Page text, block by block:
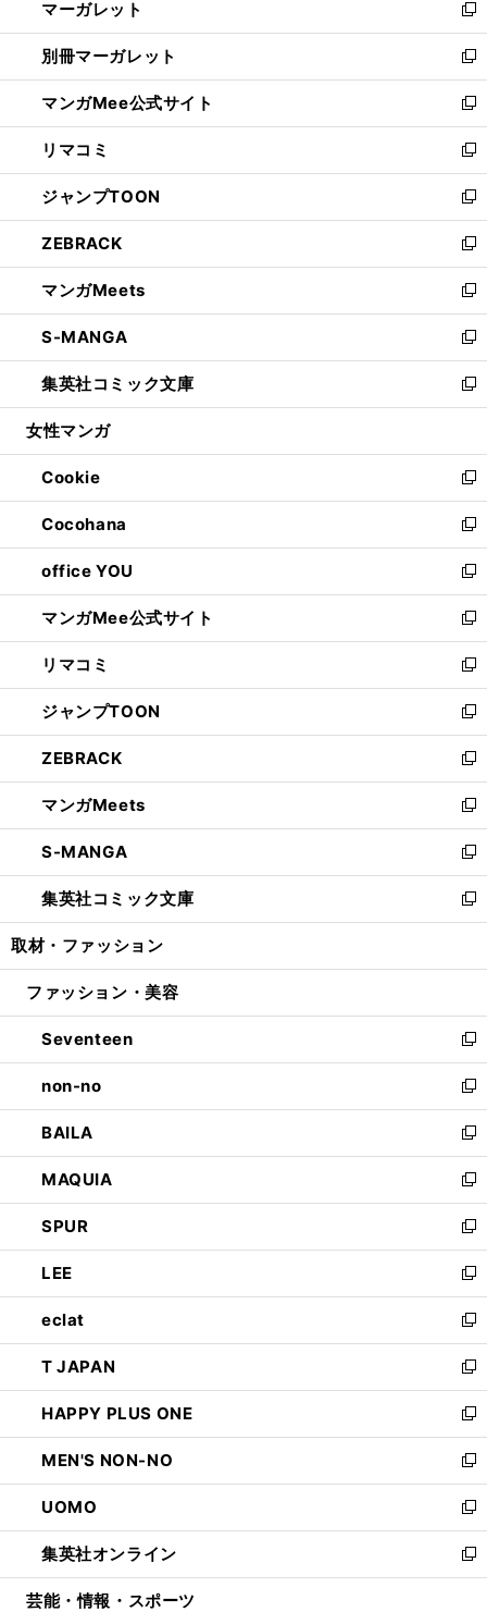
く
で
開
く
ド
ウ
で
開
く
い
ウ
ィ
ン
ド
ウ
で
開
く
マーガレット
新
し
い
ウ
ィ
ン
ド
ウ
で
開
く
別冊マーガレット
新
し
い
ウ
ィ
ン
ド
ウ
で
開
く
マンガMee公式サイト
新
し
い
ウ
ィ
ン
ド
ウ
で
開
く
リマコミ
新
し
い
ウ
ィ
ン
ド
ウ
で
開
く
ジャンプTOON
新
し
い
ウ
ィ
ン
ド
ウ
で
開
ZEBRACK
新
し
い
ウ
ィ
ン
ド
ウ
開
く
マンガMeets
新
し
い
ウ
ィ
ン
ウ
で
開
く
S-MANGA
新
し
い
ウ
ン
ド
ウ
で
開
く
集英社コミック文庫
新
し
ウ
ィ
ン
ド
ウ
で
開
く
女性マンガ
Cookie
新
し
い
ウ
ィ
ン
ド
ウ
で
開
く
Cocohana
新
し
い
ウ
ィ
ン
ド
ウ
で
開
く
office YOU
新
し
い
ウ
ィ
ン
ド
ウ
で
開
く
マンガMee公式サイト
新
し
い
ウ
ィ
ン
ド
ウ
で
開
く
リマコミ
新
し
い
ウ
ィ
ン
ド
ウ
で
開
く
ジャンプTOON
新
し
い
ウ
ィ
ン
ド
ウ
で
開
ZEBRACK
新
し
い
ウ
ィ
ン
ド
ウ
開
マンガMeets
新
し
い
ウ
ィ
ン
ウ
開
く
S-MANGA
新
し
い
ウ
ン
ウ
で
開
く
集英社コミック文庫
新
し
ウ
ン
ド
ウ
で
開
く
取材・ファッション
ファッション・美容
Seventeen
新
し
い
ウ
ィ
ン
ド
ウ
で
開
く
non-no
新
し
い
ウ
ィ
ン
ド
ウ
で
開
く
BAILA
新
し
い
ウ
ィ
ン
ド
ウ
で
開
く
MAQUIA
新
し
い
ウ
ィ
ン
ド
ウ
で
開
く
SPUR
新
し
い
ウ
ィ
ン
ド
ウ
で
開
く
LEE
新
し
い
ウ
ィ
ン
ド
ウ
で
開
く
eclat
新
し
い
ウ
ィ
ン
ド
ウ
で
開
く
T JAPAN
新
し
い
ウ
ィ
ン
ド
ウ
で
開
HAPPY PLUS ONE
新
し
い
ウ
ィ
ン
ド
ウ
MEN'S NON-NO
新
し
い
ウ
ィ
ン
UOMO
新
し
い
ウ
集英社オンライン
新
し
芸能・情報・スポーツ